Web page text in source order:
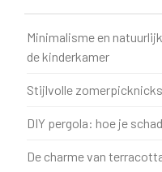
Minimalisme en
de kinderkamer
Stijlvolle
DIY pergola: hoe je
De charme van